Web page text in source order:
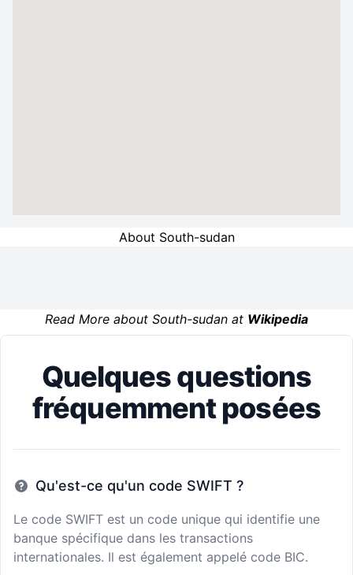
About South-sudan
Read More about South-sudan at Wikipedia
Quelques questions
fréquemment posées
Qu'est-ce qu'un code SWIFT ?
Le code SWIFT est un code unique qui identifie une
banque spécifique dans les transactions
internationales. Il est également appelé code BIC.